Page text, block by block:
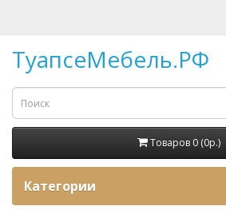
ТуапсеМебель.РФ
Товаров 0 (0p.)
Категории